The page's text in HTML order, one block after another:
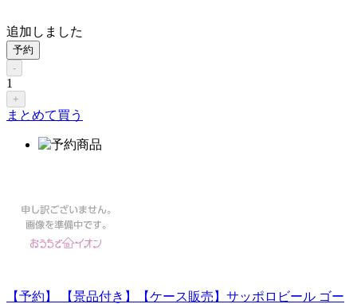
追加しました
予約
-
1
+
まとめて買う
【予約】 【景品付き】【ケース販売】サッポロビール ゴー